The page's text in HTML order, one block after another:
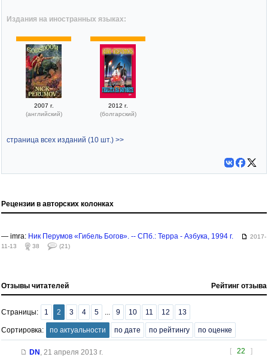
Издания на иностранных языках:
2007 г.
(английский)
2012 г.
(болгарский)
страница всех изданий (10 шт.) >>
Рецензии в авторских колонках
— imra: Ник Перумов «Гибель Богов». -- СПб.: Терра - Азбука, 1994 г.
2017-
11-13
38 (21)
Отзывы читателей Рейтинг отзыва
Страницы: 1 2 3 4 5 ... 9 10 11 12 13
Сортировка: по актуальности по дате по рейтингу по оценке
[ 22 ]
DN , 21 апреля 2013 г.